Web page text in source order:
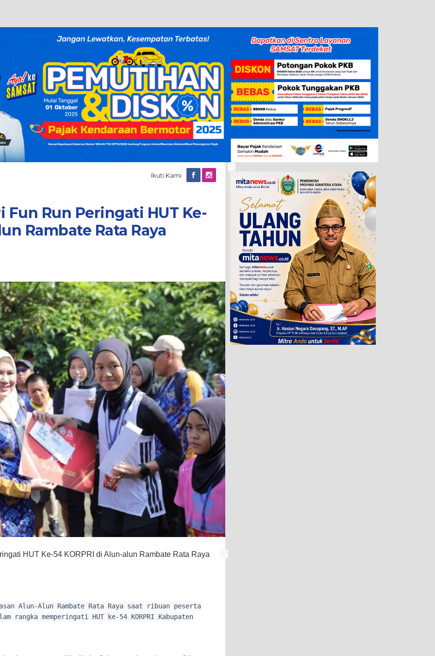
Ikuti Kami
Fun Run Peringati HUT Ke-
Rambate Rata Raya
HUT Ke-54 KORPRI di Alun-alun Rambate Rata Raya
Alun-Alun Rambate Rata Raya saat ribuan peserta
rangka memperingati HUT ke-54 KORPRI Kabupaten